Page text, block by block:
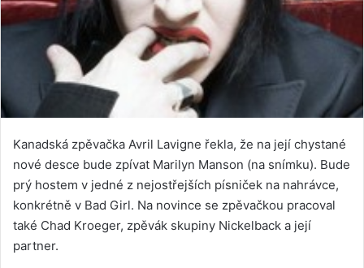
Kanadská zpěvačka Avril Lavigne řekla, že na její chystané
nové desce bude zpívat Marilyn Manson (na snímku). Bude
prý hostem v jedné z nejostřejších písniček na nahrávce,
konkrétně v Bad Girl. Na novince se zpěvačkou pracoval
také Chad Kroeger, zpěvák skupiny Nickelback a její
partner.